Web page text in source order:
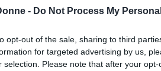
- Do Not Process My
opt-out of the sale, sharing to third
for targeted advertising by us,
selection. Please note that after your
per certi percorsi scolastici
materie STEM(Science,
Le ragazze iscritte ai corsi